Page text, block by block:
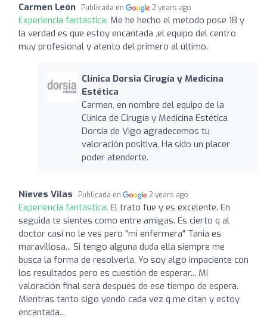
Carmen León Publicada en 2 years ago
Experiencia fantástica: Me he hecho el metodo pose 18 y
la verdad es que estoy encantada ,el equipo del centro
muy profesional y atento del primero al último.
Clínica Dorsia Cirugía y Medicina
Estética
Carmen, en nombre del equipo de la
Clínica de Cirugía y Medicina Estética
Dorsia de Vigo agradecemos tu
valoración positiva. Ha sido un placer
poder atenderte.
Nieves Vilas Publicada en 2 years ago
Experiencia fantástica: El trato fue y es excelente. En
seguida te sientes como entre amigas. Es cierto q al
doctor casi no le ves pero "mi enfermera" Tania es
maravillosa... Si tengo alguna duda ella siempre me
busca la forma de resolverla. Yo soy algo impaciente con
los resultados pero es cuestión de esperar... Mi
valoración final será después de ese tiempo de espera.
Mientras tanto sigo yendo cada vez q me citan y estoy
encantada...